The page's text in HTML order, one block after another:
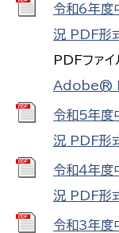
令和6年度
況 PDF形
PDFファイ
Adobe®
令和5年度
況 PDF形
令和４年
況 PDF形
令和3年度